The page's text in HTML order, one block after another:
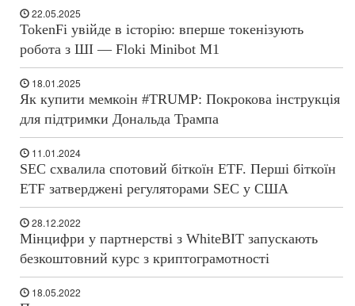
22.05.2025
TokenFi увійде в історію: вперше токенізують
робота з ШІ — Floki Minibot M1
18.01.2025
Як купити мемкоін #TRUMP: Покрокова інструкція
для підтримки Дональда Трампа
11.01.2024
SEC схвалила спотовий біткоїн ETF. Перші біткоїн
ETF затверджені регуляторами SEC у США
28.12.2022
Мінцифри у партнерстві з WhiteBIT запускають
безкоштовний курс з криптограмотності
18.05.2022